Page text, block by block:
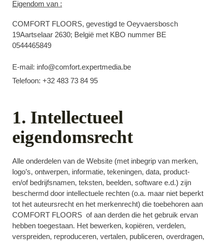
Eigendom van :
COMFORT FLOORS, gevestigd te Oeyvaersbosch
19Aartselaar 2630; België met KBO nummer BE
0544465849
E-mail: info@comfort.expertmedia.be
Telefoon: +32 483 73 84 95
1. Intellectueel
eigendomsrecht
Alle onderdelen van de Website (met inbegrip van merken,
logo’s, ontwerpen, informatie, tekeningen, data, product-
en/of bedrijfsnamen, teksten, beelden, software e.d.) zijn
beschermd door intellectuele rechten (o.a. maar niet beperkt
tot het auteursrecht en het merkenrecht) die toebehoren aan
COMFORT FLOORS of aan derden die het gebruik ervan
hebben toegestaan. Het bewerken, kopiëren, verdelen,
verspreiden, reproduceren, vertalen, publiceren, overdragen,